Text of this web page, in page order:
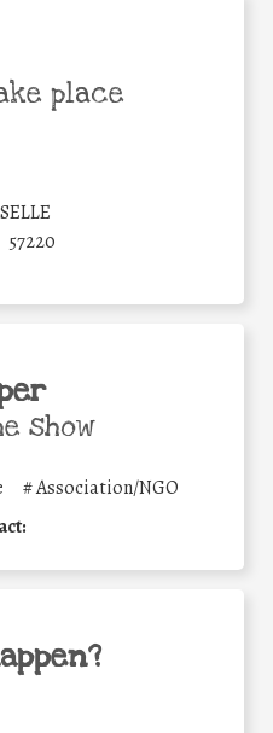
place
57220
show
#Association/NGO